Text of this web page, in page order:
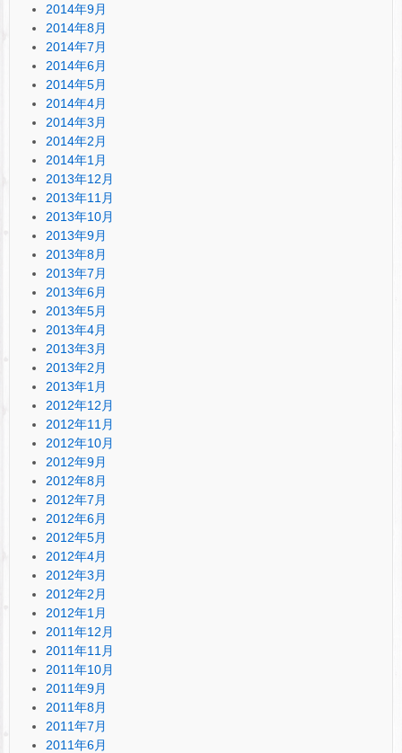
2014年9月
2014年8月
2014年7月
2014年6月
2014年5月
2014年4月
2014年3月
2014年2月
2014年1月
2013年12月
2013年11月
2013年10月
2013年9月
2013年8月
2013年7月
2013年6月
2013年5月
2013年4月
2013年3月
2013年2月
2013年1月
2012年12月
2012年11月
2012年10月
2012年9月
2012年8月
2012年7月
2012年6月
2012年5月
2012年4月
2012年3月
2012年2月
2012年1月
2011年12月
2011年11月
2011年10月
2011年9月
2011年8月
2011年7月
2011年6月